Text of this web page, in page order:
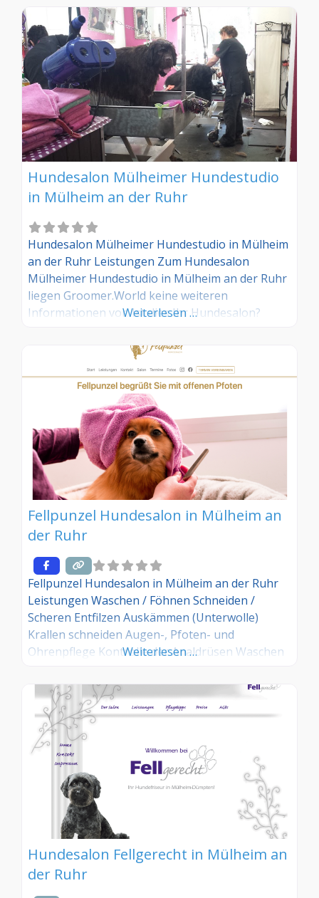
tragen Sie die entsprechenden Informationen
ein. Sind Sie Kunde in diesem Hundesalon, dann
teilen Sie uns Ihre Erfahrungen über die
Kommentarfunktion gerne mit.
Hundesalon Mülheimer Hundestudio
in Mülheim an der Ruhr
Hundesalon Mülheimer Hundestudio in Mülheim
an der Ruhr Leistungen Zum Hundesalon
Mülheimer Hundestudio in Mülheim an der Ruhr
liegen Groomer.World keine weiteren
Informationen vor. Ist dies Ihr Hundesalon?
tragen Sie die entsprechenden Informationen
ein. Sind Sie Kunde in diesem Hundesalon, dann
teilen Sie uns Ihre Erfahrungen über die
Kommentarfunktion gerne mit.
Weiterlesen …
Fellpunzel Hundesalon in Mülheim an
der Ruhr
Fellpunzel Hundesalon in Mülheim an der Ruhr
Leistungen Waschen / Föhnen Schneiden /
Scheren Entfilzen Auskämmen (Unterwolle)
Krallen schneiden Augen-, Pfoten- und
Ohrenpflege Kontrolle der Analdrüsen Waschen
Weiterlesen …
Hundesalon Fellgerecht in Mülheim an
der Ruhr